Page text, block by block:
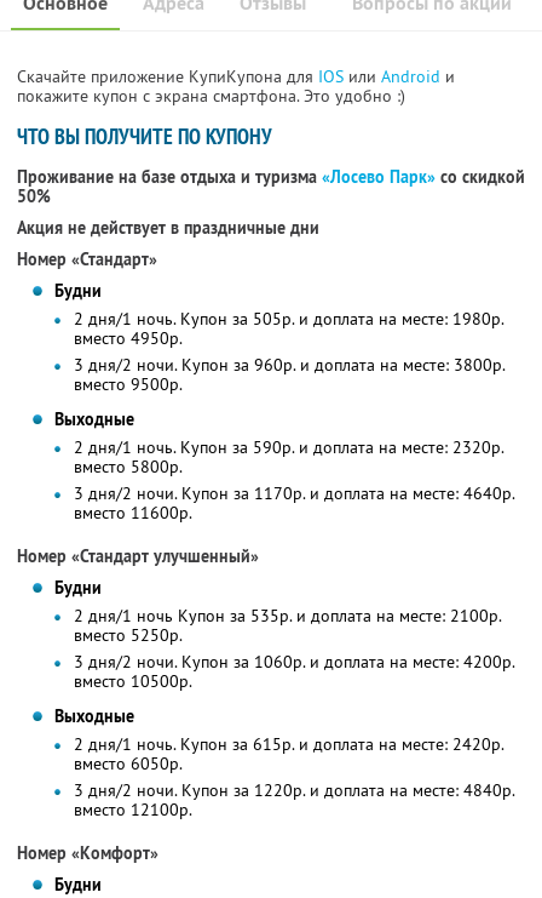
Скачайте приложение КупиКупона для IOS или Android и
покажите купон с экрана смартфона. Это удобно :)
ЧТО ВЫ ПОЛУЧИТЕ ПО КУПОНУ
Проживание на базе отдыха и туризма «Лосево Парк» со скидкой
50%
Акция не действует в праздничные дни
Номер «Стандарт»
Будни
2 дня/1 ночь. Купон за 505р. и доплата на месте: 1980р.
вместо 4950р.
3 дня/2 ночи. Купон за 960р. и доплата на месте: 3800р.
вместо 9500р.
Выходные
2 дня/1 ночь. Купон за 590р. и доплата на месте: 2320р.
вместо 5800р.
3 дня/2 ночи. Купон за 1170р. и доплата на месте: 4640р.
вместо 11600р.
Номер «Стандарт улучшенный»
Будни
2 дня/1 ночь Купон за 535р. и доплата на месте: 2100р.
вместо 5250р.
3 дня/2 ночи. Купон за 1060р. и доплата на месте: 4200р.
вместо 10500р.
Выходные
2 дня/1 ночь. Купон за 615р. и доплата на месте: 2420р.
вместо 6050р.
3 дня/2 ночи. Купон за 1220р. и доплата на месте: 4840р.
вместо 12100р.
Номер «Комфорт»
Будни